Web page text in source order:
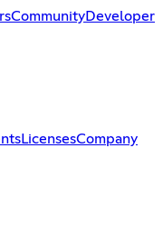
CommunityDeveloper
LicensesCompany